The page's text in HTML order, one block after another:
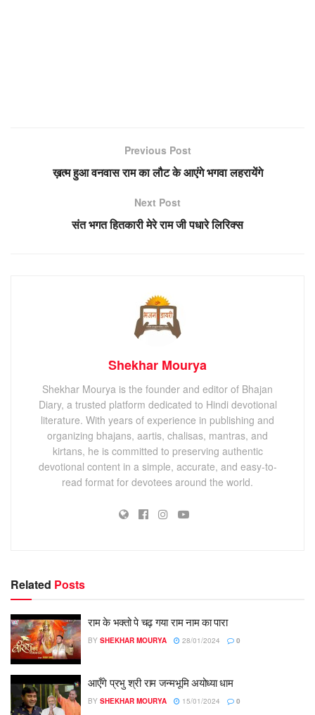
Previous Post
ख़त्म हुआ वनवास राम का लौट के आएंगे भगवा लहरायेंगे
Next Post
संत भगत हितकारी मेरे राम जी पधारे लिरिक्स
Shekhar Mourya
Shekhar Mourya is the founder and editor of Bhajan
Diary, a trusted platform dedicated to Hindi devotional
literature. With years of experience in publishing and
organizing bhajans, aartis, chalisas, mantras, and
kirtans, he is committed to preserving authentic
devotional content in a simple, accurate, and easy-to-
read format for devotees around the world.
Related Posts
राम के भक्तो पे चढ़ गया राम नाम का पारा
BY SHEKHAR MOURYA 28/01/2024 0
आएँगे प्रभु श्री राम जन्मभूमि अयोध्या धाम
BY SHEKHAR MOURYA 15/01/2024 0